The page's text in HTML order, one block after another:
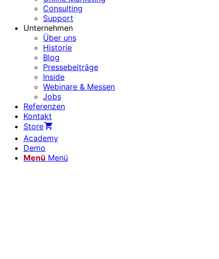
Consulting
Support
Unternehmen
Über uns
Historie
Blog
Pressebeiträge
Inside
Webinare & Messen
Jobs
Referenzen
Kontakt
Store
Academy
Demo
Menü Menü